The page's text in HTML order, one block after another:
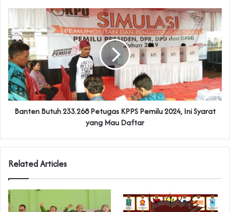
Banten Butuh 233.268 Petugas KPPS Pemilu 2024, Ini Syarat
yang Mau Daftar
Related Articles